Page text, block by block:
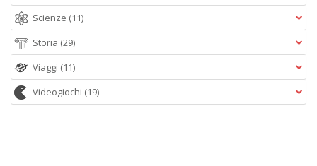
Scienze (11)
Storia (29)
Viaggi (11)
Videogiochi (19)